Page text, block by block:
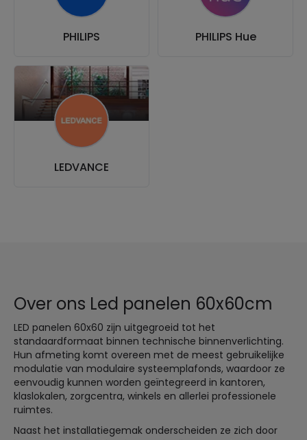
PHILIPS PHILIPS Hue
LEDVANCE
Over ons Led panelen 60x60cm
LED panelen 60x60 zijn uitgegroeid tot het
standaardformaat binnen technische binnenverlichting.
Hun afmeting komt overeen met de meest gebruikelijke
modulatie van modulaire systeemplafonds, waardoor ze
eenvoudig kunnen worden geïntegreerd in kantoren,
klaslokalen, zorgcentra, winkels en allerlei professionele
ruimtes.
Naast het installatiegemak onderscheiden ze zich door